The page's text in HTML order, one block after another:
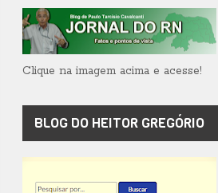
Clique na imagem acima e acesse!
BLOG DO HEITOR GREGÓRIO